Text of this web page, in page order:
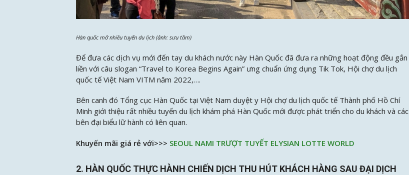
Hàn quốc mở nhiều tuyến du lịch (ảnh: sưu tầm)
Để đưa các dịch vụ mới đến tay du khách nước này Hàn Quốc đã đưa ra những hoạt động đều gắn
liền với câu slogan “Travel to Korea Begins Again” ưng chuẩn ứng dụng Tik Tok, Hội chợ du lịch
quốc tế Việt Nam VITM năm 2022,….
Bên canh đó Tổng cục Hàn Quốc tại Việt Nam duyệt y Hội chợ du lịch quốc tế Thành phố Hồ Chí
Minh giới thiệu rất nhiều tuyến du lịch khám phá Hàn Quốc mới được phát triển cho du khách và các
bên đại biểu lữ hành có liên quan.
Khuyến mãi giá rẻ với>>> SEOUL NAMI TRƯỢT TUYẾT ELYSIAN LOTTE WORLD
2. HÀN QUỐC THỰC HÀNH CHIẾN DỊCH THU HÚT KHÁCH HÀNG SAU ĐẠI DỊCH